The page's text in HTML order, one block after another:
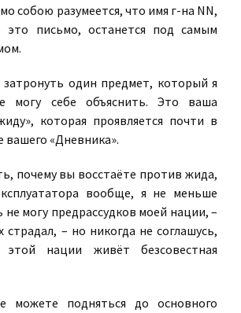
собою разумеется, что имя г-на NN,
это письмо, останется под самым
затронуть один предмет, который я
могу себе объяснить. Это ваша
которая проявляется почти в
вашего «Дневника».
почему вы восстаёте против жида,
вообще, я не меньше
не могу предрассудков моей нации, –
страдал, – но никогда не соглашусь,
нации живёт безсовестная
можете подняться до основного